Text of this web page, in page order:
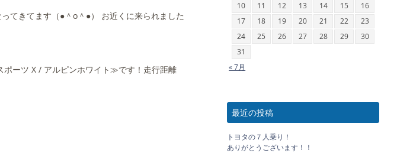
てきてます（●＾o＾●） お近くに来られました
ポーツ X / アルピンホワイト≫です！走行距離
10
11 12 13 14 15
16
17
18 19 20 21 22
23
24
25 26 27 28 29
30
31
« 7月
最近の投稿
トヨタの７人乗り！
ありがとうございます！！